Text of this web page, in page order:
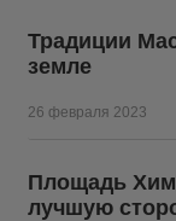
Традиции
земле
26 февраля 2023
Площадь
лучшую